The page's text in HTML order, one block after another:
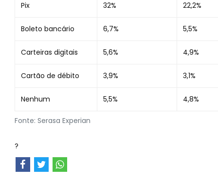
Fonte: Serasa Experian
Pix 32% 22,2%
Boleto bancário 6,7% 5,5%
Carteiras digitais 5,6% 4,9%
Cartão de débito 3,9% 3,1%
Nenhum 5,5% 4,8%
?